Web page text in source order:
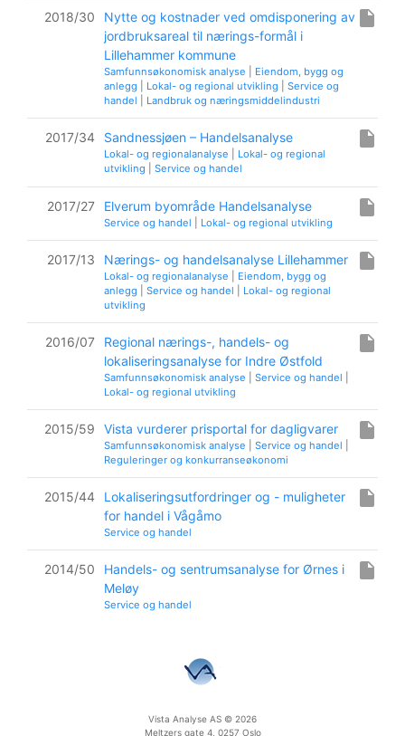
2018/30
Nytte og kostnader ved omdisponering av
jordbruksareal til nærings-formål i
Lillehammer kommune
Samfunnsøkonomisk analyse
Eiendom, bygg og
anlegg
Lokal- og regional utvikling
Service og
handel
Landbruk og næringsmiddelindustri
insert_drive_file
2017/34 Sandnessjøen – Handelsanalyse
Lokal- og regionalanalyse
Lokal- og regional
utvikling
Service og handel
insert_drive_file
2017/27 Elverum byområde Handelsanalyse
Service og handel Lokal- og regional utvikling
insert_drive_file
2017/13 Nærings- og handelsanalyse Lillehammer
Lokal- og regionalanalyse
Eiendom, bygg og
anlegg
Service og handel
Lokal- og regional
utvikling
insert_drive_file
2016/07
Regional nærings-, handels- og
lokaliseringsanalyse for Indre Østfold
Samfunnsøkonomisk analyse Service og handel
Lokal- og regional utvikling
insert_drive_file
2015/59 Vista vurderer prisportal for dagligvarer
Samfunnsøkonomisk analyse Service og handel
Reguleringer og konkurranseøkonomi
insert_drive_file
2015/44
Lokaliseringsutfordringer og - muligheter
for handel i Vågåmo
Service og handel
insert_drive_file
2014/50
Handels- og sentrumsanalyse for Ørnes i
Meløy
Service og handel
insert_drive_file
Vista Analyse AS © 2026
Meltzers gate 4, 0257 Oslo